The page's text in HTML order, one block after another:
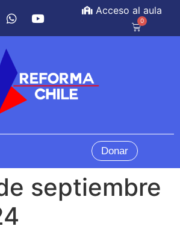
Acceso al aula
0
Donar
septiembre